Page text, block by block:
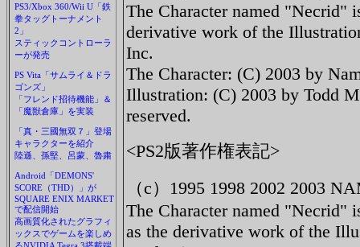
PS3/Xbox 360/Wii U「鉄
拳タッグトーナメント
2」
スティックコントローラ
ーが発売
PS Vita「サムライ＆ドラ
ゴンズ」
「フレンド招待機能」＆
「魔獣倉庫」を実装
「真・三國無双７」登場
キャラクターを紹介
陸遜、孫堅、呂蒙、魯粛
Android「DEMONS'
SCORE（THD）」が
SQUARE ENIX MARKET
で配信開始
高画質化されたグラフィ
ックスでゲームを楽しめ
The Character named "Necrid"
derivative work of the
Inc.
The Character: (C) 2003 by
Illustration: (C) 2003 by Todd
reserved.
<PS2版著作権表記>
（c）1995 1998 2002 2003
The Character named "Necrid"
as the derivative work of the